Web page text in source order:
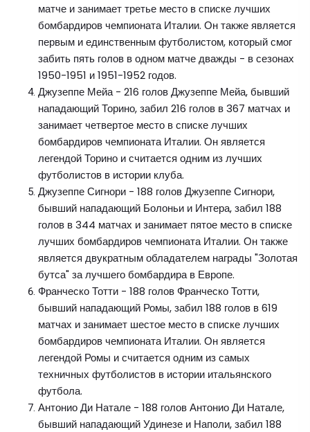
матче и занимает третье место в списке лучших
бомбардиров чемпионата Италии. Он также является
первым и единственным футболистом, который смог
забить пять голов в одном матче дважды - в сезонах
1950-1951 и 1951-1952 годов.
Джузеппе Мейа - 216 голов Джузеппе Мейа, бывший
нападающий Торино, забил 216 голов в 367 матчах и
занимает четвертое место в списке лучших
бомбардиров чемпионата Италии. Он является
легендой Торино и считается одним из лучших
футболистов в истории клуба.
Джузеппе Сигнори - 188 голов Джузеппе Сигнори,
бывший нападающий Болоньи и Интера, забил 188
голов в 344 матчах и занимает пятое место в списке
лучших бомбардиров чемпионата Италии. Он также
является двукратным обладателем награды "Золотая
бутса" за лучшего бомбардира в Европе.
Франческо Тотти - 188 голов Франческо Тотти,
бывший нападающий Ромы, забил 188 голов в 619
матчах и занимает шестое место в списке лучших
бомбардиров чемпионата Италии. Он является
легендой Ромы и считается одним из самых
техничных футболистов в истории итальянского
футбола.
Антонио Ди Натале - 188 голов Антонио Ди Натале,
бывший нападающий Удинезе и Наполи, забил 188